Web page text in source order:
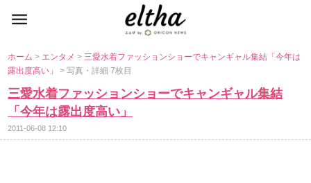
ホーム> エンタメ>三愛水着ファッションショーでキャンギャル集結「今年は
露出度高い」> 写真・詳細 7枚目
三愛水着ファッションショーでキャンギャル集結
「今年は露出度高い」
2011-06-08 12:10